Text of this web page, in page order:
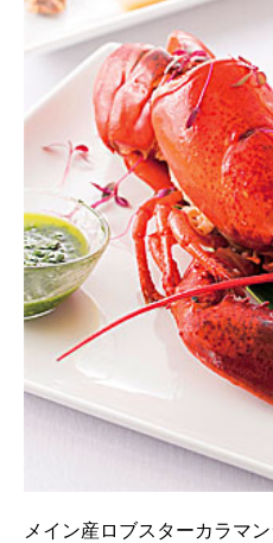
メイン産ロブスターカラマ